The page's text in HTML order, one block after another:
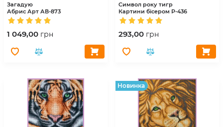
Загадую
Абрис Арт АВ-873
1 049,00 грн
Символ року тигр
Картини бісером Р-436
293,00 грн
Hовинка